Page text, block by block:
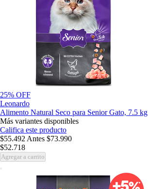
25% OFF
Leonardo
Alimento Natural Seco para Senior Gato, 7.5 kg
Más variantes disponibles
Califica este producto
$55.492 Antes $73.990
$52.718
Agregar a carrito